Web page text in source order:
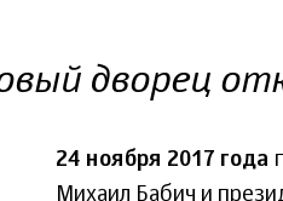
дворец
24 ноября 2017 года
Михаил Бабич и